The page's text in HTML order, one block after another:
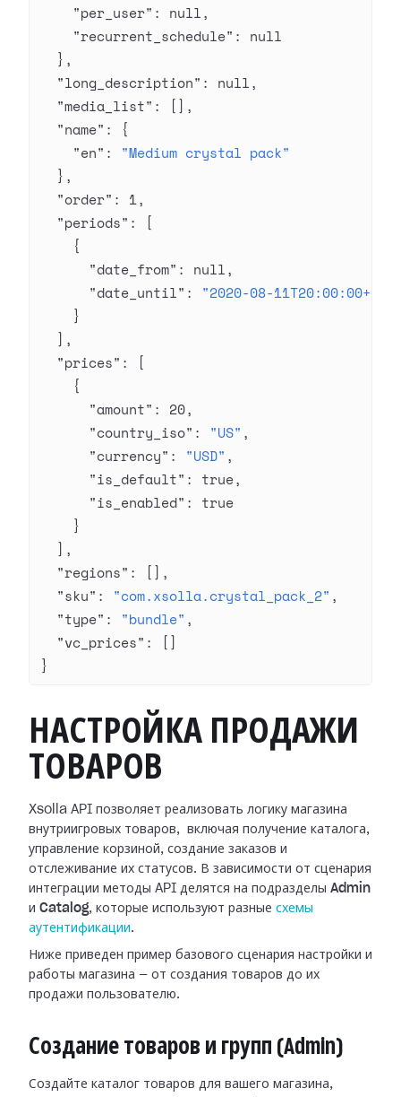
    "per_user"
: null,
    "recurrent_schedule"
: null
  },
  "long_description"
: null,
  "media_list"
: [],
  "name"
: {
    "en"
: "Medium crystal pack"
  },
  "order"
: 1,
  "periods"
: [
    {
      "date_from"
: null,
      "date_until"
: "2020-08-
    }
  ],
  "prices"
: [
    {
      "amount"
: 20,
      "country_iso"
: "US" ,
      "currency"
: "USD" ,
      "is_default"
: true,
      "is_enabled"
: true
    }
  ],
  "regions"
: [],
  "sku"
: "com.xsolla.crystal_pack_2" ,
  "type"
: "bundle" ,
  "vc_prices"
: []
}
НАСТРОЙКА ПРОДАЖИ
ТОВАРОВ
Xsolla API позволяет реализовать логику магазина
внутриигровых товаров, включая получение каталога,
управление корзиной, создание заказов и
отслеживание их статусов. В зависимости от сценария
интеграции методы API делятся на подразделы Admin
и Catalog, которые используют разные схемы
аутентификации.
Ниже приведен пример базового сценария настройки и
работы магазина — от создания товаров до их
продажи пользователю.
Создание товаров и групп (Admin)
Создайте каталог товаров для вашего магазина,